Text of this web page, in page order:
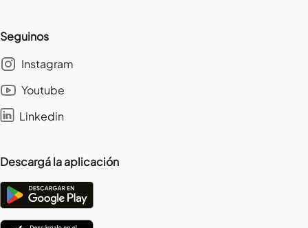
Seguinos
Instagram
Youtube
Linkedin
Descargá la aplicación